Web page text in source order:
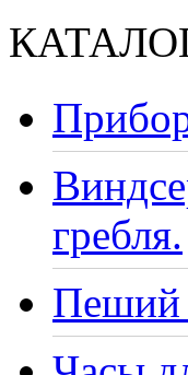
гребля.
Пеший